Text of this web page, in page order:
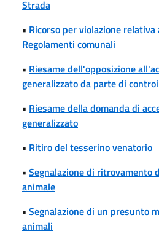
Strada
• Ricorso per violazione relativa
Regolamenti comunali
• Riesame dell'opposizione
generalizzato da parte di
• Riesame della domanda di
generalizzato
• Ritiro del tesserino venatorio
• Segnalazione di ritrovamento
animale
• Segnalazione di un presunto
animali